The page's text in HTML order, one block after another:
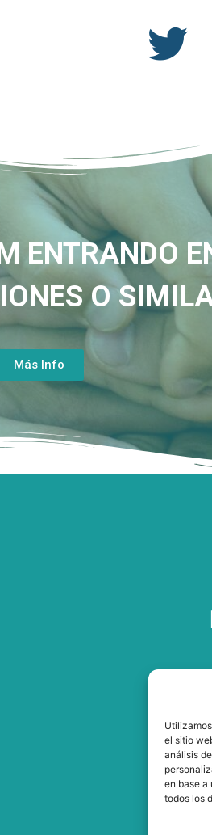
el sitio
análisis
en base a
todos los
ENTRANDO
O
Más Info